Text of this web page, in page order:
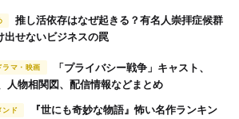
推し活依存はなぜ起きる？有名人崇拝症候群
出せないビジネスの罠
ラマ・映画
人物相関図、配信情報などまとめ
ンド